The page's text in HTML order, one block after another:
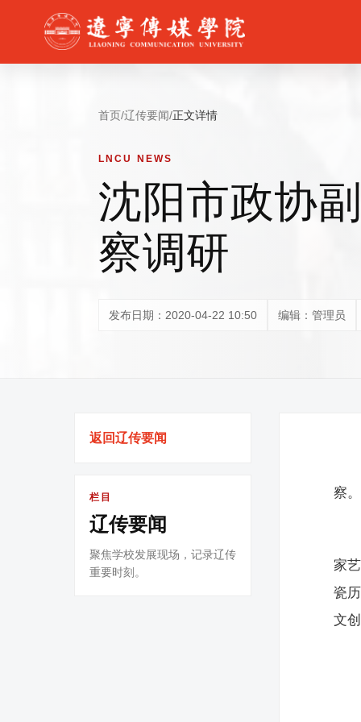
首页/辽传要闻/正文详情
LNCU NEWS
沈阳市政协
察调研
发布日期：2020-04-22 10:50 编辑：管理员
返回辽传要闻
栏目
辽传要闻
聚焦学校发展现场，记录辽传
重要时刻。
察。
家
瓷
文